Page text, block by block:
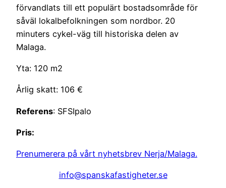
förvandlats till ett populärt bostadsområde för
såväl lokalbefolkningen som nordbor. 20
minuters cykel-väg till historiska delen av
Malaga.
Yta: 120 m2
Årlig skatt: 106 €
Referens: SFSIpalo
Pris:
Prenumerera på vårt nyhetsbrev Nerja/Malaga.
info@spanskafastigheter.se